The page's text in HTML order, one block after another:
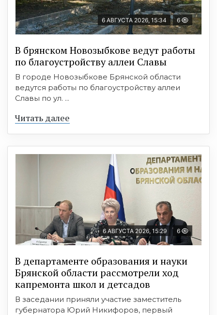
6 АВГУСТА 2026, 15:34 6
В брянском Новозыбкове ведут работы
по благоустройству аллеи Славы
В городе Новозыбкове Брянской области
ведутся работы по благоустройству аллеи
Славы по ул. ...
Читать далее
6 АВГУСТА 2026, 15:29 6
В департаменте образования и науки
Брянской области рассмотрели ход
капремонта школ и детсадов
В заседании приняли участие заместитель
губернатора Юрий Никифоров, первый